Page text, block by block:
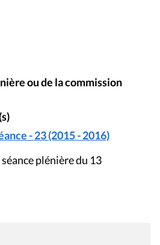
ou de la commission
- 23 (2015 - 2016)
plénière du 13